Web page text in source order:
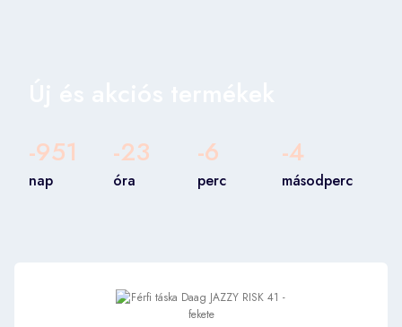
-951
nap
-23
óra
-6
perc
-5
másodperc